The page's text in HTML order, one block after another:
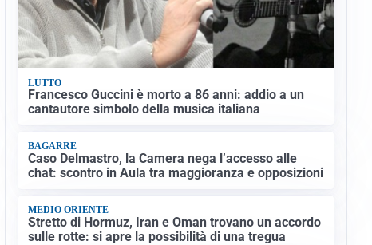
LUTTO
Francesco Guccini è morto a 86 anni: addio a un
cantautore simbolo della musica italiana
BAGARRE
Caso Delmastro, la Camera nega l’accesso alle
chat: scontro in Aula tra maggioranza e opposizioni
MEDIO ORIENTE
Stretto di Hormuz, Iran e Oman trovano un accordo
sulle rotte: si apre la possibilità di una tregua